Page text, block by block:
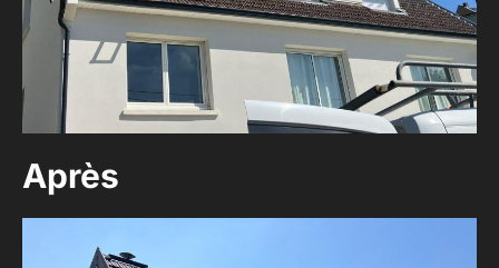
Après